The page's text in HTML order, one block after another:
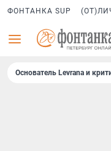
ФОНТАНКА SUP
Основатель Levrana и